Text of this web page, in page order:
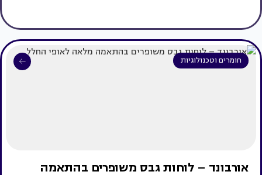
חומרים וטכנולוגיות
אורבונד – לוחות גבס משופרים בהתאמה